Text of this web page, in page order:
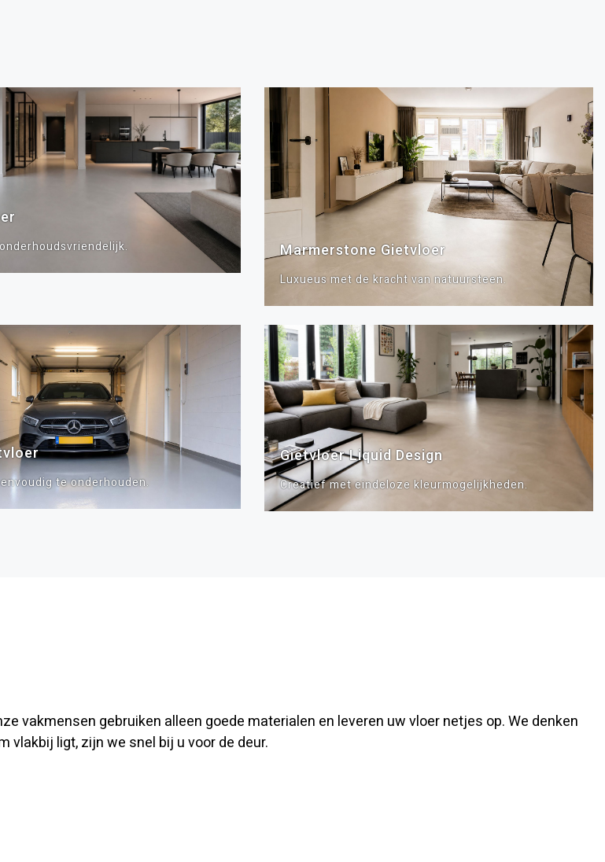
Marmerstone Gietvloer
Luxueus met de kracht van natuursteen.
te onderhouden.
Gietvloer Liquid Design
Creatief met eindeloze kleurmogelijkheden.
vakmensen gebruiken alleen goede materialen en leveren uw vloer netjes op. We denken
vlakbij ligt, zijn we snel bij u voor de deur.